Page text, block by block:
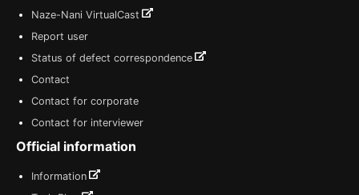
Naze-Nani VirtualCast
Report user
Status of defect correspondence
Contact
Contact for corporate
Contact for interviewer
Official information
Information